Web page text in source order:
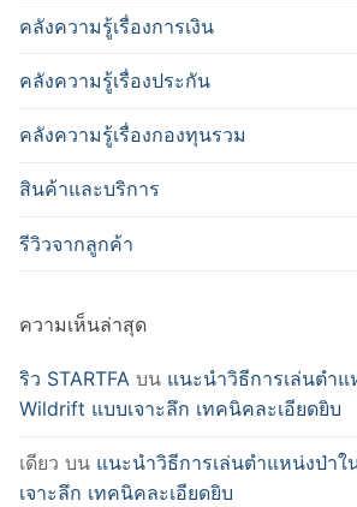
คลังความรู้เรื่องการเงิน
คลังความรู้เรื่องประกัน
คลังความรู้เรื่องกองทุนรวม
สินค้าและบริการ
รีวิวจากลูกค้า
ความเห็นล่าสุด
ริว STARTFA บน แนะนำวิธีการเล่นตำแ
Wildrift แบบเจาะลึก เทคนิคละเอียดยิบ
เดียว บน แนะนำวิธีการเล่นตำแหน่งป่า
เจาะลึก เทคนิคละเอียดยิบ